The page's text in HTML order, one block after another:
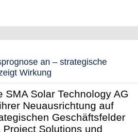
an – strategische
Wirkung
SMA Solar Technology AG
Neuausrichtung auf
Geschäftsfelder
Project Solutions und